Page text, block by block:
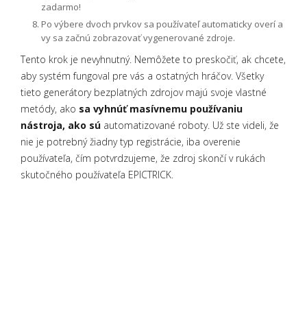
zadarmo!
Po výbere dvoch prvkov sa používateľ automaticky overí a
vy sa začnú zobrazovať vygenerované zdroje.
Tento krok je nevyhnutný. Nemôžete to preskočiť, ak chcete,
aby systém fungoval pre vás a ostatných hráčov. Všetky
tieto generátory bezplatných zdrojov majú svoje vlastné
metódy, ako sa vyhnúť masívnemu používaniu
nástroja, ako sú automatizované roboty. Už ste videli, že
nie je potrebný žiadny typ registrácie, iba overenie
používateľa, čím potvrdzujeme, že zdroj skončí v rukách
skutočného používateľa EPICTRICK.